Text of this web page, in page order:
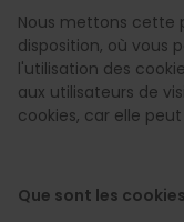
Nous mettons cette
disposition, où vous
l'utilisation des
aux utilisateurs de
cookies, car elle
Que sont les